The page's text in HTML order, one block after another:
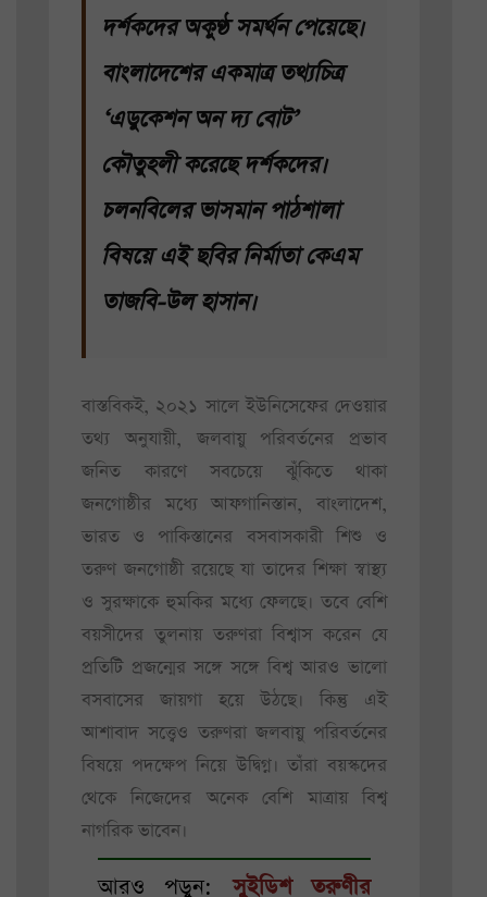
দর্শকদের অকুণ্ঠ সমর্থন পেয়েছে।
বাংলাদেশের একমাত্র তথ্যচিত্র
‘এডুকেশন অন দ্য বোট’
কৌতুহলী করেছে দর্শকদের।
চলনবিলের ভাসমান পাঠশালা
বিষয়ে এই ছবির নির্মাতা কেএম
তাজবি-উল হাসান।
বাস্তবিকই, ২০২১ সালে ইউনিসেফের দেওয়ার
তথ্য অনুযায়ী, জলবায়ু পরিবর্তনের প্রভাব
জনিত কারণে সবচেয়ে ঝুঁকিতে থাকা
জনগোষ্ঠীর মধ্যে আফগানিস্তান, বাংলাদেশ,
ভারত ও পাকিস্তানের বসবাসকারী শিশু ও
তরুণ জনগোষ্ঠী রয়েছে যা তাদের শিক্ষা স্বাস্থ্য
ও সুরক্ষাকে হুমকির মধ্যে ফেলছে। তবে বেশি
বয়সীদের তুলনায় তরুণরা বিশ্বাস করেন যে
প্রতিটি প্রজন্মের সঙ্গে সঙ্গে বিশ্ব আরও ভালো
বসবাসের জায়গা হয়ে উঠছে। কিন্তু এই
আশাবাদ সত্ত্বেও তরুণরা জলবায়ু পরিবর্তনের
বিষয়ে পদক্ষেপ নিয়ে উদ্বিগ্ন। তাঁরা বয়স্কদের
থেকে নিজেদের অনেক বেশি মাত্রায় বিশ্ব
নাগরিক ভাবেন।
আরও পড়ুন:সুইডিশ তরুণীর